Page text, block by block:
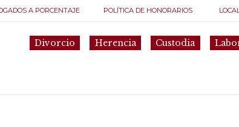
A PORCENTAJE POLÍTICA DE HONORARIOS
Divorcio Herencia Custodia